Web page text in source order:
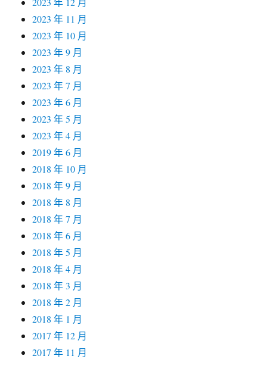
2023 年 11 月
2023 年 10 月
2023 年 9 月
2023 年 8 月
2023 年 7 月
2023 年 6 月
2023 年 5 月
2023 年 4 月
2019 年 6 月
2018 年 10 月
2018 年 9 月
2018 年 8 月
2018 年 7 月
2018 年 6 月
2018 年 5 月
2018 年 4 月
2018 年 3 月
2018 年 2 月
2018 年 1 月
2017 年 12 月
2017 年 11 月